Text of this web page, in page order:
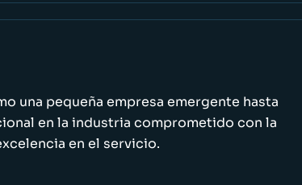
una pequeña empresa emergente hasta
en la industria comprometido con la
en el servicio.